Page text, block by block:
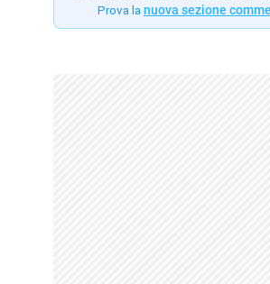
Prova la nuova sezione